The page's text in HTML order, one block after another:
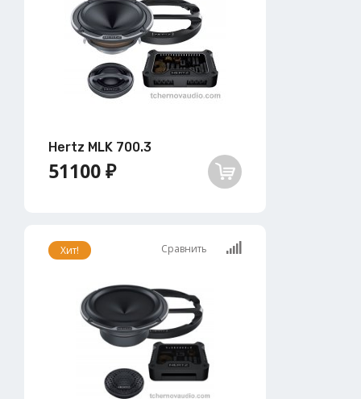
Hertz MLK 700.3
51100 ₽
Хит! Сравнить